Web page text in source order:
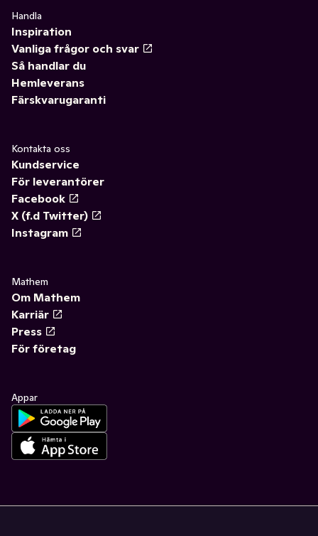
Handla
Inspiration
Vanliga frågor och svar
Så handlar du
Hemleverans
Färskvarugaranti
Kontakta oss
Kundservice
För leverantörer
Facebook
X (f.d Twitter)
Instagram
Mathem
Om Mathem
Karriär
Press
För företag
Appar